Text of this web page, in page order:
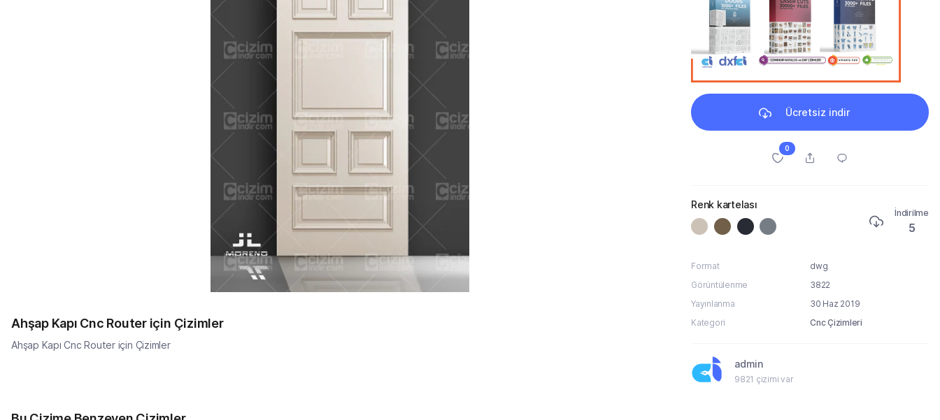
Ahşap Kapı Cnc Router için Çizimler
Ahşap Kapı Cnc Router için Çizimler
Ücretsiz indir
0
Renk kartelası
İndirilme
5
Format
dwg
Görüntülenme
3822
Yayınlanma
30 Haz 2019
Kategori
Cnc Çizimleri
admin
9821 çizimi var